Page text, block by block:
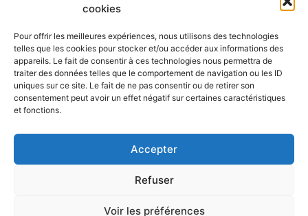
cookies
Pour offrir les meilleures expériences, nous utilisons des technologies
telles que les cookies pour stocker et/ou accéder aux informations des
appareils. Le fait de consentir à ces technologies nous permettra de
traiter des données telles que le comportement de navigation ou les ID
uniques sur ce site. Le fait de ne pas consentir ou de retirer son
consentement peut avoir un effet négatif sur certaines caractéristiques
et fonctions.
Accepter
Refuser
Voir les préférences
*En vous abonnant vous acceptez lapolitique de
confidentialité
Contact et horaires
Politique de confidentialité Mentions Légales